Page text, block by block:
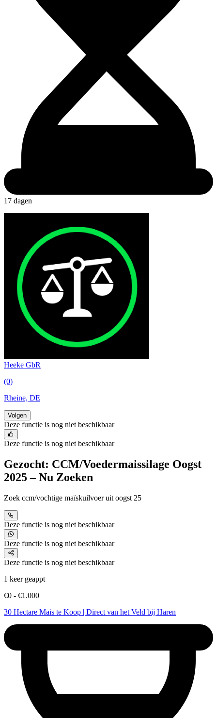
17 dagen
Heeke GbR
(0)
Rheine, DE
Volgen
Deze functie is nog niet beschikbaar
Deze functie is nog niet beschikbaar
Gezocht: CCM/Voedermaissilage Oogst
2025 – Nu Zoeken
Zoek ccm/vochtige maïskuilvoer uit oogst 25
Deze functie is nog niet beschikbaar
Deze functie is nog niet beschikbaar
Deze functie is nog niet beschikbaar
1 keer geappt
€0 - €1.000
30 Hectare Mais te Koop | Direct van het Veld bij Haren